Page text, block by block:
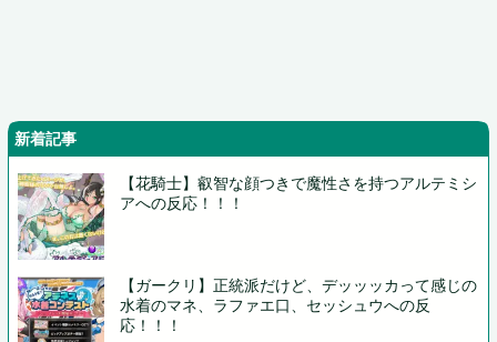
新着記事
【花騎士】叡智な顔つきで魔性さを持つアルテミシ
アへの反応！！！
【ガークリ】正統派だけど、デッッッカって感じの
水着のマネ、ラファエ口、セッシュウへの反
応！！！